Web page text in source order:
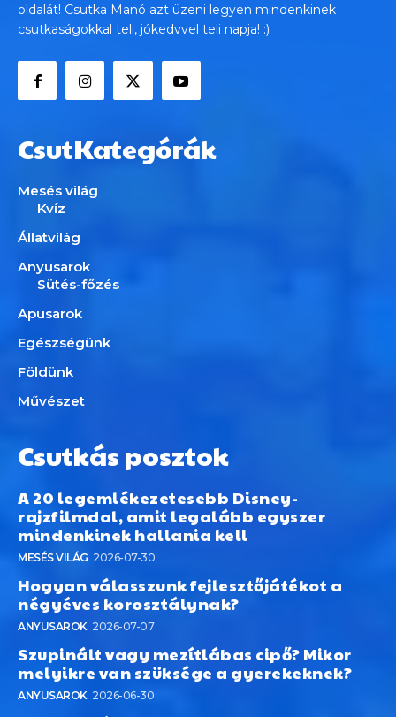
oldalát! Csutka Manó azt üzeni legyen mindenkinek
csutkaságokkal teli, jókedvvel teli napja! :)
CsutKategórák
Mesés világ
Kvíz
Állatvilág
Anyusarok
Sütés-főzés
Apusarok
Egészségünk
Földünk
Művészet
Csutkás posztok
A 20 legemlékezetesebb Disney-
rajzfilmdal, amit legalább egyszer
mindenkinek hallania kell
MESÉS VILÁG 2026-07-30
Hogyan válasszunk fejlesztőjátékot a
négyéves korosztálynak?
ANYUSAROK 2026-07-07
Szupinált vagy mezítlábas cipő? Mikor
melyikre van szüksége a gyerekeknek?
ANYUSAROK 2026-06-30